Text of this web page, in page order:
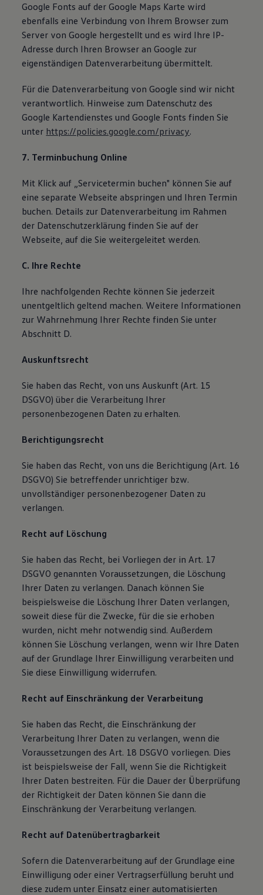
Google Fonts auf der Google Maps Karte wird
ebenfalls eine Verbindung von Ihrem Browser zum
Server von Google hergestellt und es wird Ihre IP-
Adresse durch Ihren Browser an Google zur
eigenständigen Datenverarbeitung übermittelt.
Für die Datenverarbeitung von Google sind wir nicht
verantwortlich. Hinweise zum Datenschutz des
Google Kartendienstes und Google Fonts finden Sie
unter https://policies.google.com/privacy.
7. Terminbuchung Online
Mit Klick auf „Servicetermin buchen" können Sie auf
eine separate Webseite abspringen und Ihren Termin
buchen. Details zur Datenverarbeitung im Rahmen
der Datenschutzerklärung finden Sie auf der
Webseite, auf die Sie weitergeleitet werden.
C. Ihre Rechte
Ihre nachfolgenden Rechte können Sie jederzeit
unentgeltlich geltend machen. Weitere Informationen
zur Wahrnehmung Ihrer Rechte finden Sie unter
Abschnitt D.
Auskunftsrecht
Sie haben das Recht, von uns Auskunft (Art. 15
DSGVO) über die Verarbeitung Ihrer
personenbezogenen Daten zu erhalten.
Berichtigungsrecht
Sie haben das Recht, von uns die Berichtigung (Art. 16
DSGVO) Sie betreffender unrichtiger bzw.
unvollständiger personenbezogener Daten zu
verlangen.
Recht auf Löschung
Sie haben das Recht, bei Vorliegen der in Art. 17
DSGVO genannten Voraussetzungen, die Löschung
Ihrer Daten zu verlangen. Danach können Sie
beispielsweise die Löschung Ihrer Daten verlangen,
soweit diese für die Zwecke, für die sie erhoben
wurden, nicht mehr notwendig sind. Außerdem
können Sie Löschung verlangen, wenn wir Ihre Daten
auf der Grundlage Ihrer Einwilligung verarbeiten und
Sie diese Einwilligung widerrufen.
Recht auf Einschränkung der Verarbeitung
Sie haben das Recht, die Einschränkung der
Verarbeitung Ihrer Daten zu verlangen, wenn die
Voraussetzungen des Art. 18 DSGVO vorliegen. Dies
ist beispielsweise der Fall, wenn Sie die Richtigkeit
Ihrer Daten bestreiten. Für die Dauer der Überprüfung
der Richtigkeit der Daten können Sie dann die
Einschränkung der Verarbeitung verlangen.
Recht auf Datenübertragbarkeit
Sofern die Datenverarbeitung auf der Grundlage eine
Einwilligung oder einer Vertragserfüllung beruht und
diese zudem unter Einsatz einer automatisierten